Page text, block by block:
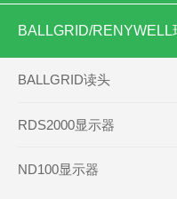
BALLGRID读头
RDS2000显示器
ND100显示器